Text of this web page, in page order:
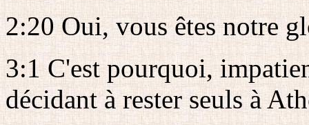
2:20 Oui, vous êtes notre
3:1 C'est pourquoi,
décidant à rester seuls à